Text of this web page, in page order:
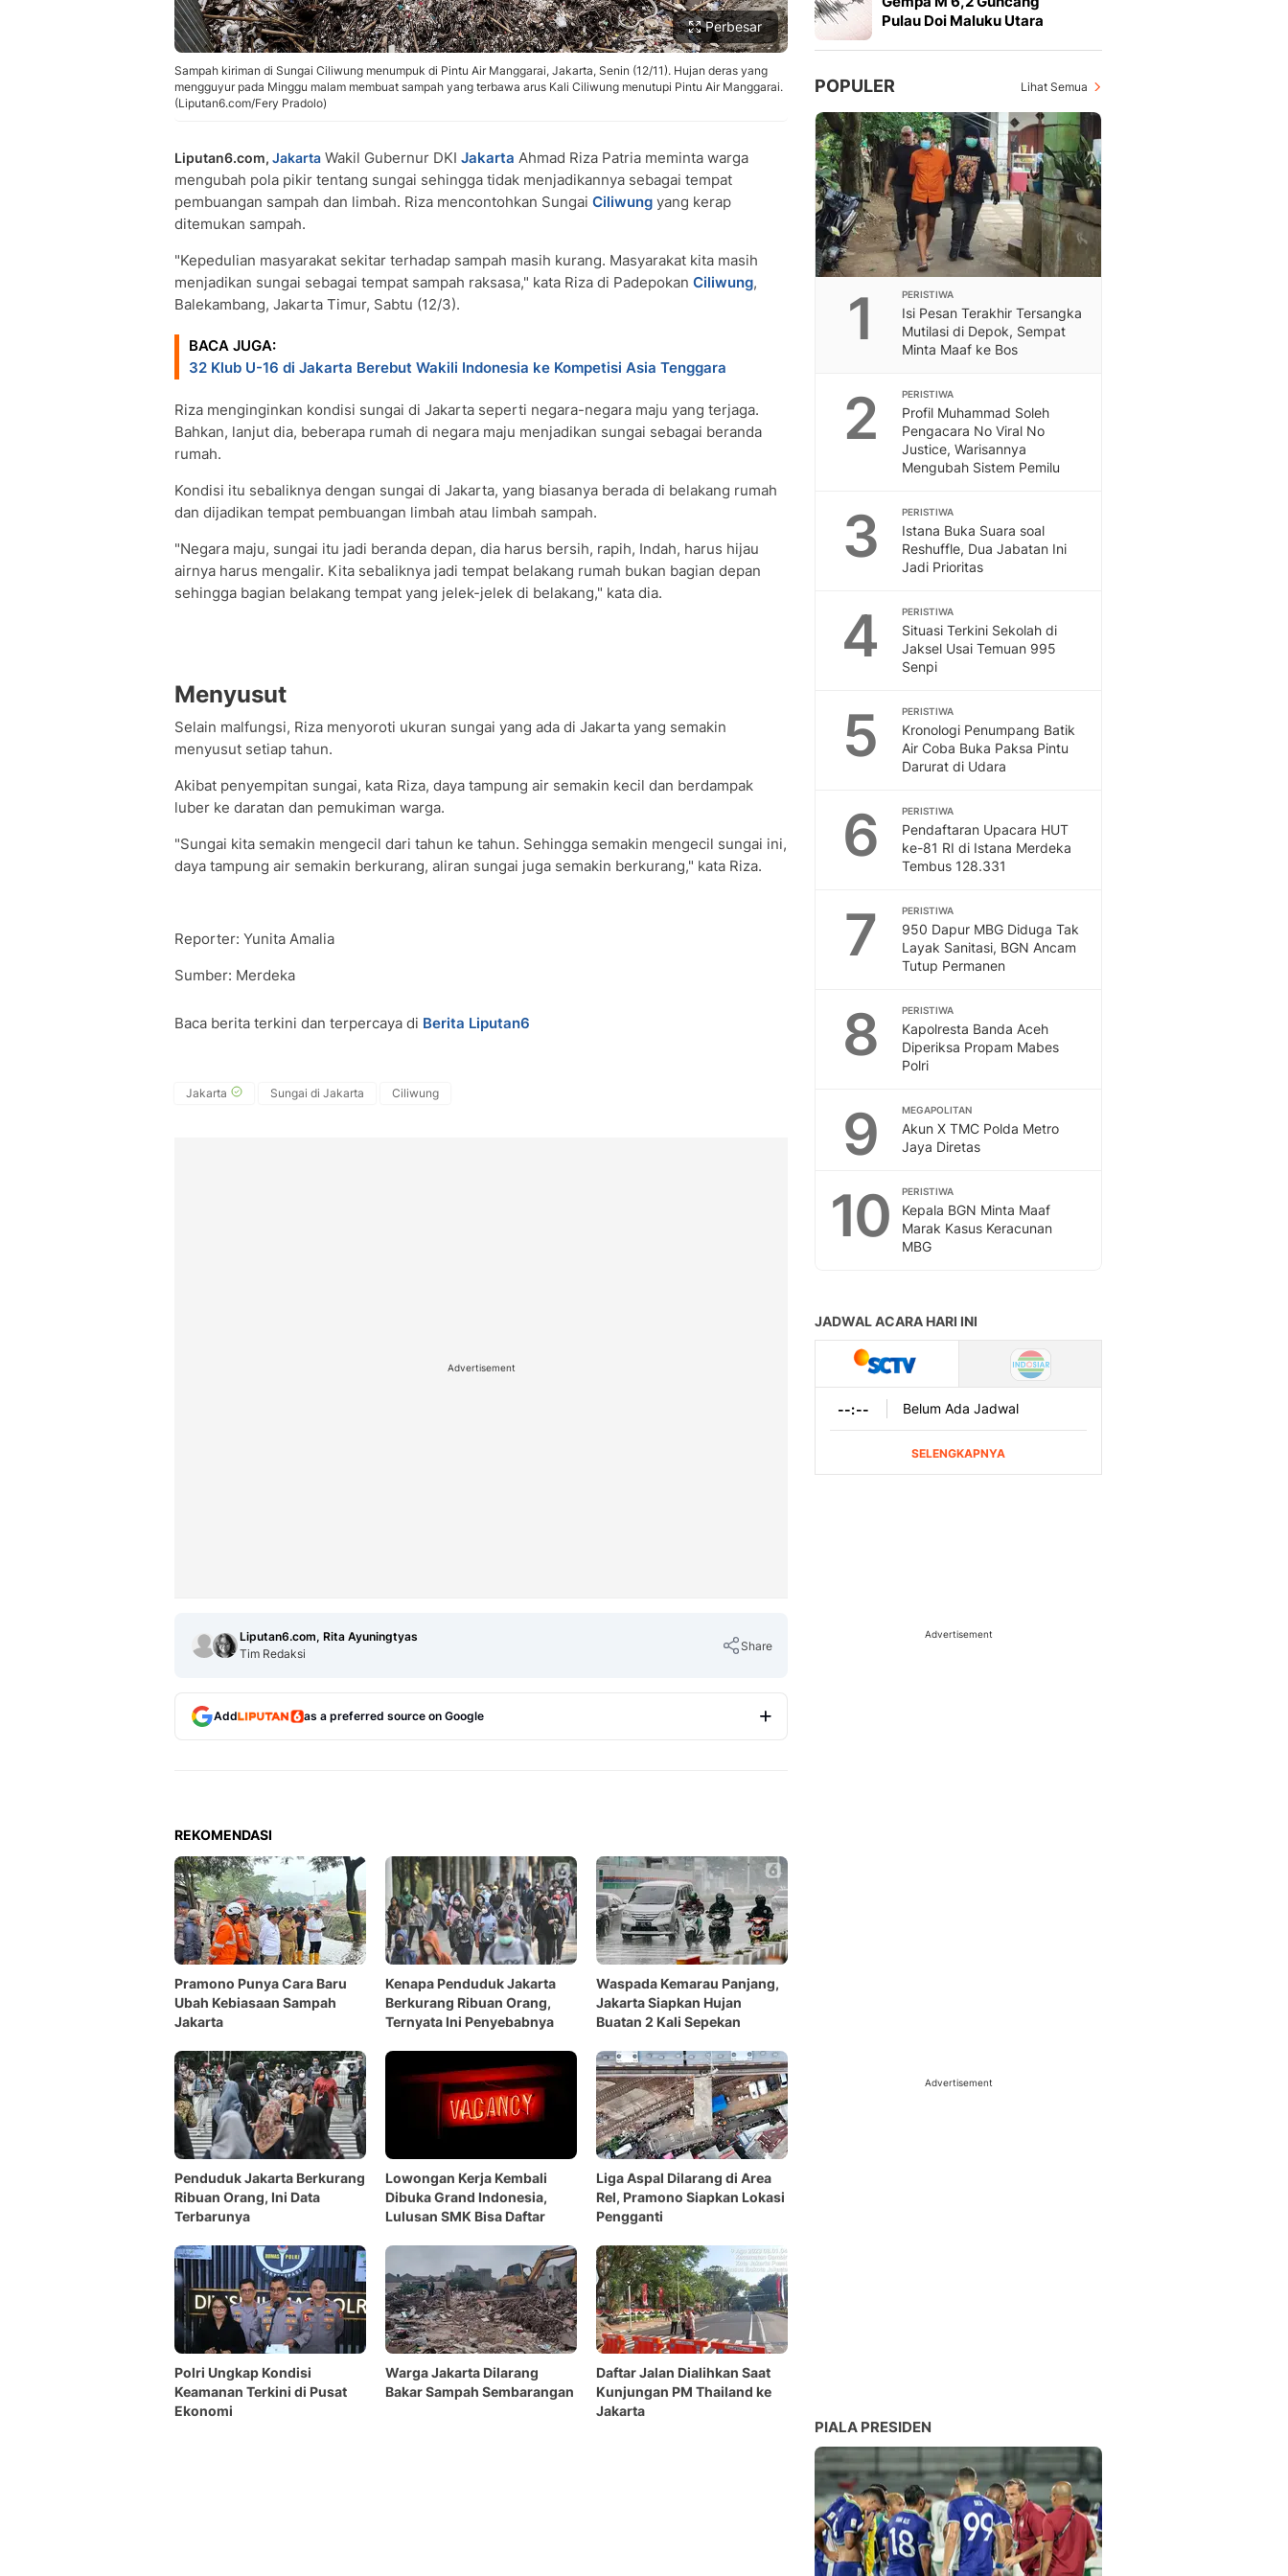
Perbesar
Sampah kiriman di Sungai Ciliwung menumpuk di Pintu Air Manggarai, Jakarta, Senin (12/11). Hujan deras yang
mengguyur pada Minggu malam membuat sampah yang terbawa arus Kali Ciliwung menutupi Pintu Air Manggarai.
(Liputan6.com/Fery Pradolo)
Liputan6.com, Jakarta Wakil Gubernur DKI Jakarta Ahmad Riza Patria meminta warga
mengubah pola pikir tentang sungai sehingga tidak menjadikannya sebagai tempat
pembuangan sampah dan limbah. Riza mencontohkan Sungai Ciliwung yang kerap
ditemukan sampah.
"Kepedulian masyarakat sekitar terhadap sampah masih kurang. Masyarakat kita masih
menjadikan sungai sebagai tempat sampah raksasa," kata Riza di Padepokan Ciliwung,
Balekambang, Jakarta Timur, Sabtu (12/3).
BACA JUGA:
32 Klub U-16 di Jakarta Berebut Wakili Indonesia ke Kompetisi Asia Tenggara
Riza menginginkan kondisi sungai di Jakarta seperti negara-negara maju yang terjaga.
Bahkan, lanjut dia, beberapa rumah di negara maju menjadikan sungai sebagai beranda
rumah.
Kondisi itu sebaliknya dengan sungai di Jakarta, yang biasanya berada di belakang rumah
dan dijadikan tempat pembuangan limbah atau limbah sampah.
"Negara maju, sungai itu jadi beranda depan, dia harus bersih, rapih, Indah, harus hijau
airnya harus mengalir. Kita sebaliknya jadi tempat belakang rumah bukan bagian depan
sehingga bagian belakang tempat yang jelek-jelek di belakang," kata dia.
Menyusut
Selain malfungsi, Riza menyoroti ukuran sungai yang ada di Jakarta yang semakin
menyusut setiap tahun.
Akibat penyempitan sungai, kata Riza, daya tampung air semakin kecil dan berdampak
luber ke daratan dan pemukiman warga.
"Sungai kita semakin mengecil dari tahun ke tahun. Sehingga semakin mengecil sungai ini,
daya tampung air semakin berkurang, aliran sungai juga semakin berkurang," kata Riza.
Reporter: Yunita Amalia
Sumber: Merdeka
Baca berita terkini dan terpercaya di Berita Liputan6
Jakarta Sungai di Jakarta Ciliwung
Advertisement
Liputan6.com, Rita Ayuningtyas
Tim Redaksi
Share
Add as a preferred source on Google
REKOMENDASI
Pramono Punya Cara Baru
Ubah Kebiasaan Sampah
Jakarta
Kenapa Penduduk Jakarta
Berkurang Ribuan Orang,
Ternyata Ini Penyebabnya
Waspada Kemarau Panjang,
Jakarta Siapkan Hujan
Buatan 2 Kali Sepekan
Penduduk Jakarta Berkurang
Ribuan Orang, Ini Data
Terbarunya
Lowongan Kerja Kembali
Dibuka Grand Indonesia,
Lulusan SMK Bisa Daftar
Liga Aspal Dilarang di Area
Rel, Pramono Siapkan Lokasi
Pengganti
Polri Ungkap Kondisi
Keamanan Terkini di Pusat
Ekonomi
Warga Jakarta Dilarang
Bakar Sampah Sembarangan
Daftar Jalan Dialihkan Saat
Kunjungan PM Thailand ke
Jakarta
Pulau Doi Maluku Utara
POPULER Lihat Semua
1 PERISTIWA
Isi Pesan Terakhir Tersangka
Mutilasi di Depok, Sempat
Minta Maaf ke Bos
2 PERISTIWA
Profil Muhammad Soleh
Pengacara No Viral No
Justice, Warisannya
Mengubah Sistem Pemilu
3 PERISTIWA
Istana Buka Suara soal
Reshuffle, Dua Jabatan Ini
Jadi Prioritas
4 PERISTIWA
Situasi Terkini Sekolah di
Jaksel Usai Temuan 995
Senpi
5 PERISTIWA
Kronologi Penumpang Batik
Air Coba Buka Paksa Pintu
Darurat di Udara
6 PERISTIWA
Pendaftaran Upacara HUT
ke-81 RI di Istana Merdeka
Tembus 128.331
7 PERISTIWA
950 Dapur MBG Diduga Tak
Layak Sanitasi, BGN Ancam
Tutup Permanen
8 PERISTIWA
Kapolresta Banda Aceh
Diperiksa Propam Mabes
Polri
9 MEGAPOLITAN
Akun X TMC Polda Metro
Jaya Diretas
10 PERISTIWA
Kepala BGN Minta Maaf
Marak Kasus Keracunan
MBG
Advertisement
Advertisement
PIALA PRESIDEN